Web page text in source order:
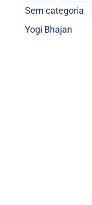
Sem categoria
Yogi Bhajan